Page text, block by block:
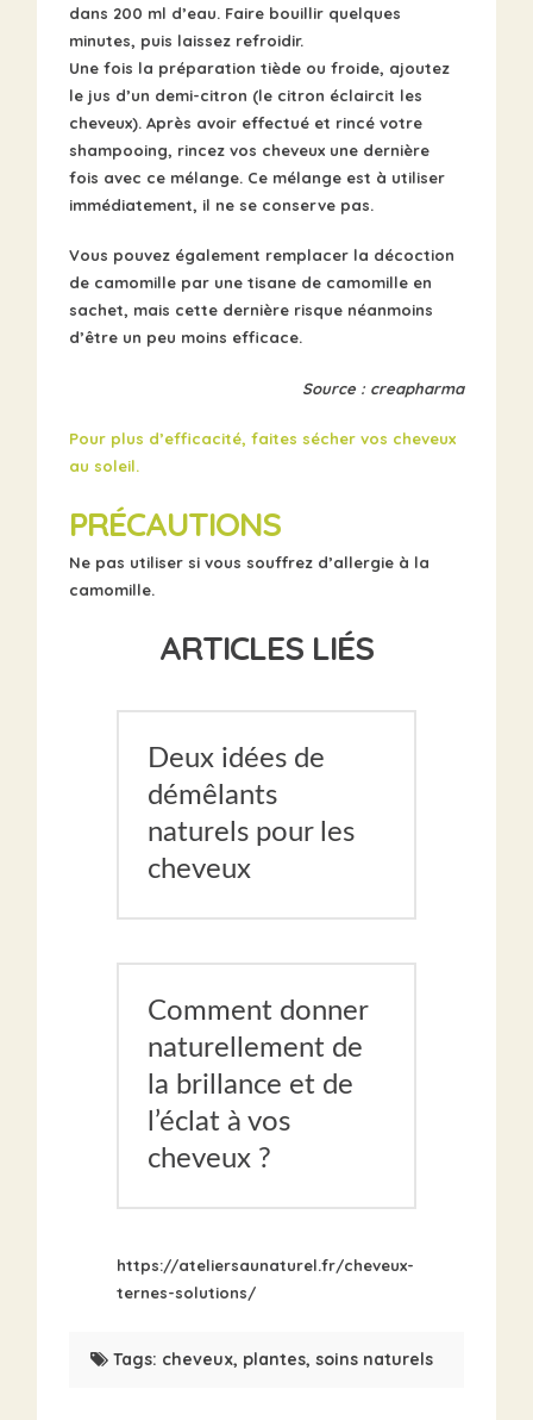
dans 200 ml d’eau. Faire bouillir quelques
minutes, puis laissez refroidir.
Une fois la préparation tiède ou froide, ajoutez
le jus d’un demi-citron (le citron éclaircit les
cheveux). Après avoir effectué et rincé votre
shampooing, rincez vos cheveux une dernière
fois avec ce mélange. Ce mélange est à utiliser
immédiatement, il ne se conserve pas.
Vous pouvez également remplacer la décoction
de camomille par une tisane de camomille en
sachet, mais cette dernière risque néanmoins
d’être un peu moins efficace.
Source : creapharma
Pour plus d’efficacité, faites sécher vos cheveux
au soleil.
PRÉCAUTIONS
Ne pas utiliser si vous souffrez d’allergie à la
camomille.
ARTICLES LIÉS
Deux idées de
démêlants
naturels pour les
cheveux
Comment donner
naturellement de
la brillance et de
l’éclat à vos
cheveux ?
https://ateliersaunaturel.fr/cheveux-
ternes-solutions/
Tags: cheveux, plantes, soins naturels